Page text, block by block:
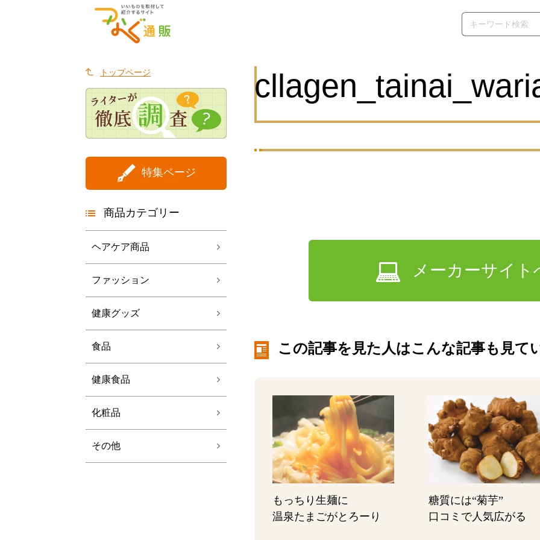
トップページ
特集ページ
商品カテゴリー
ヘアケア商品
ファッション
健康グッズ
食品
健康食品
化粧品
その他
メーカーサイト
この記事を見た人はこんな記事も見て
もっちり生麺に
温泉たまごがとろーり
糖質には“菊芋”
口コミで人気広がる